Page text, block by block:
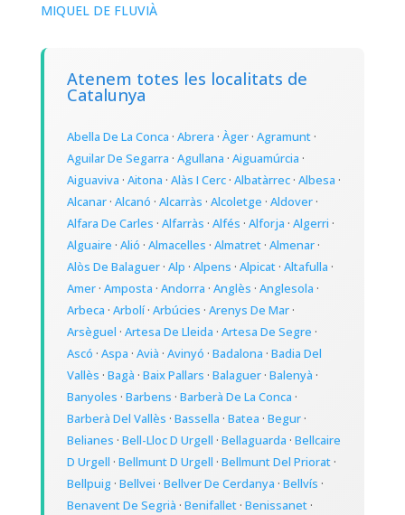
MIQUEL DE FLUVIÀ
Atenem totes les localitats de
Catalunya
Abella De La Conca · Abrera · Àger· Agramunt·
Aguilar De Segarra · Agullana · Aiguamúrcia ·
Aiguaviva · Aitona · Alàs I Cerc· Albatàrrec· Albesa ·
Alcanar· Alcanó · Alcarràs · Alcoletge · Aldover·
Alfara De Carles · Alfarràs · Alfés · Alforja · Algerri ·
Alguaire · Alió · Almacelles · Almatret· Almenar·
Alòs De Balaguer· Alp · Alpens · Alpicat· Altafulla ·
Amer· Amposta · Andorra · Anglès · Anglesola ·
Arbeca · Arbolí· Arbúcies · Arenys De Mar·
Arsèguel · Artesa De Lleida · Artesa De Segre ·
Ascó · Aspa · Avià · Avinyó · Badalona · Badia Del
Vallès · Bagà · Baix Pallars · Balaguer· Balenyà ·
Banyoles · Barbens · Barberà De La Conca ·
Barberà Del Vallès · Bassella · Batea · Begur·
Belianes · Bell-Lloc D Urgell · Bellaguarda · Bellcaire
D Urgell · Bellmunt D Urgell · Bellmunt Del Priorat·
Bellpuig· Bellvei · Bellver De Cerdanya · Bellvís ·
Benavent De Segrià · Benifallet· Benissanet·